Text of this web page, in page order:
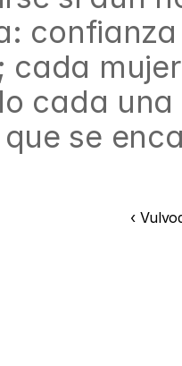
cada
cada
se
‹